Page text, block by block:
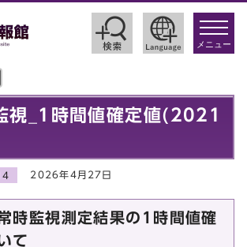
toggle
メニュー
視_1時間値確定値(2021
2026年4月27日
時監視測定結果の1時間値確
て